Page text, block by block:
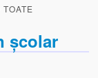
TOATE
școlar